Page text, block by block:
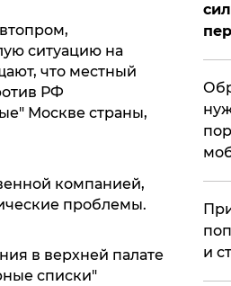
ситуацию на
что местный
РФ
Москве страны,
компанией,
проблемы.
в верхней палате
списки"
и